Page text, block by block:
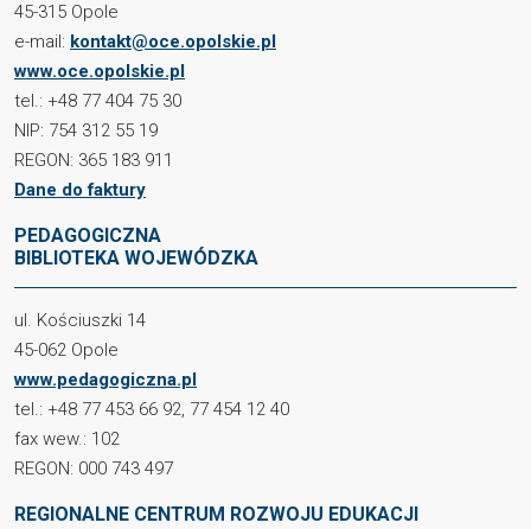
45-315 Opole
e-mail: kontakt@oce.opolskie.pl
www.oce.opolskie.pl
tel.: +48 77 404 75 30
NIP: 754 312 55 19
REGON: 365 183 911
Dane do faktury
PEDAGOGICZNA
BIBLIOTEKA WOJEWÓDZKA
ul. Kościuszki 14
45-062 Opole
www.pedagogiczna.pl
tel.: +48 77 453 66 92, 77 454 12 40
fax wew.: 102
REGON: 000 743 497
REGIONALNE CENTRUM ROZWOJU EDUKACJI